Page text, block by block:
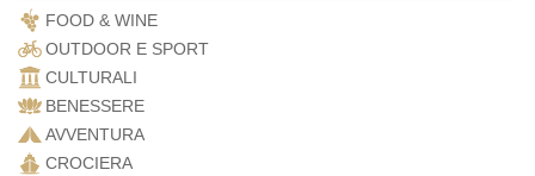
FOOD & WINE
OUTDOOR E SPORT
CULTURALI
BENESSERE
AVVENTURA
CROCIERA